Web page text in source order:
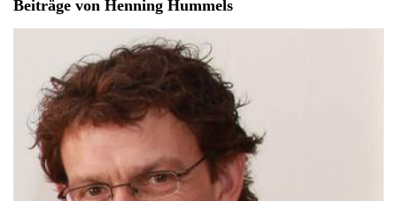
Beiträge von Henning Hummels